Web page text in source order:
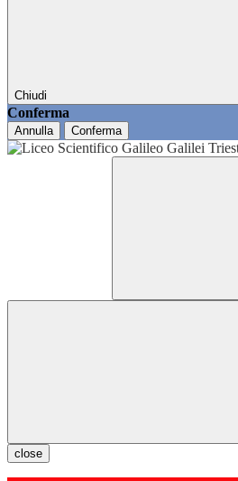
Chiudi
Conferma
Annulla Conferma
close